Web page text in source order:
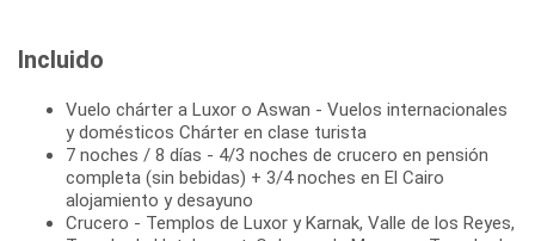
Incluido
Vuelo chárter a Luxor o Aswan - Vuelos internacionales
y domésticos Chárter en clase turista
7 noches / 8 días - 4/3 noches de crucero en pensión
completa (sin bebidas) + 3/4 noches en El Cairo
alojamiento y desayuno
Crucero - Templos de Luxor y Karnak, Valle de los Reyes,